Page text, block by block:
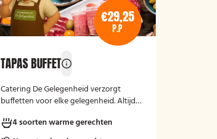
€29,25
P.P
TAPAS BUFFET
Catering De Gelegenheid verzorgt
buffetten voor elke gelegenheid. Altijd
moment.
4 soorten warme gerechten